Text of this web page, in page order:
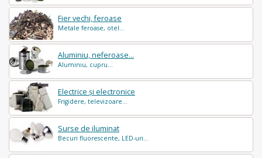
Fier vechi, feroase
Metale feroase, otel...
Aluminiu, neferoase...
Aluminiu, cupru...
Electrice și electronice
Frigidere, televizoare...
Surse de iluminat
Becuri fluorescente, LED-uri...